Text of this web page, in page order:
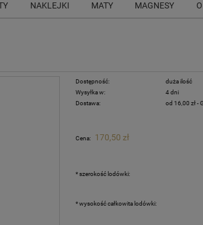
NAKLEJKI MATY MAGNESY
Dostępność:
duża ilość
Wysyłka w:
4 dni
Dostawa:
od 16,00 zł-
płatności
Cena: 170,50 zł
*szerokość lodówki:
*wysokość całkowita lodówki: